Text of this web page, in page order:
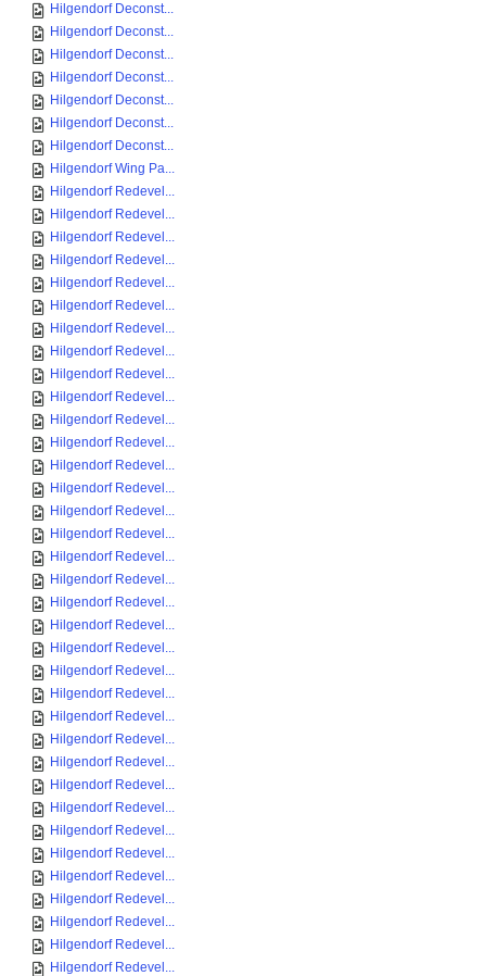
Hilgendorf Deconst...
Hilgendorf Deconst...
Hilgendorf Deconst...
Hilgendorf Deconst...
Hilgendorf Deconst...
Hilgendorf Deconst...
Hilgendorf Deconst...
Hilgendorf Wing Pa...
Hilgendorf Redevel...
Hilgendorf Redevel...
Hilgendorf Redevel...
Hilgendorf Redevel...
Hilgendorf Redevel...
Hilgendorf Redevel...
Hilgendorf Redevel...
Hilgendorf Redevel...
Hilgendorf Redevel...
Hilgendorf Redevel...
Hilgendorf Redevel...
Hilgendorf Redevel...
Hilgendorf Redevel...
Hilgendorf Redevel...
Hilgendorf Redevel...
Hilgendorf Redevel...
Hilgendorf Redevel...
Hilgendorf Redevel...
Hilgendorf Redevel...
Hilgendorf Redevel...
Hilgendorf Redevel...
Hilgendorf Redevel...
Hilgendorf Redevel...
Hilgendorf Redevel...
Hilgendorf Redevel...
Hilgendorf Redevel...
Hilgendorf Redevel...
Hilgendorf Redevel...
Hilgendorf Redevel...
Hilgendorf Redevel...
Hilgendorf Redevel...
Hilgendorf Redevel...
Hilgendorf Redevel...
Hilgendorf Redevel...
Hilgendorf Redevel...